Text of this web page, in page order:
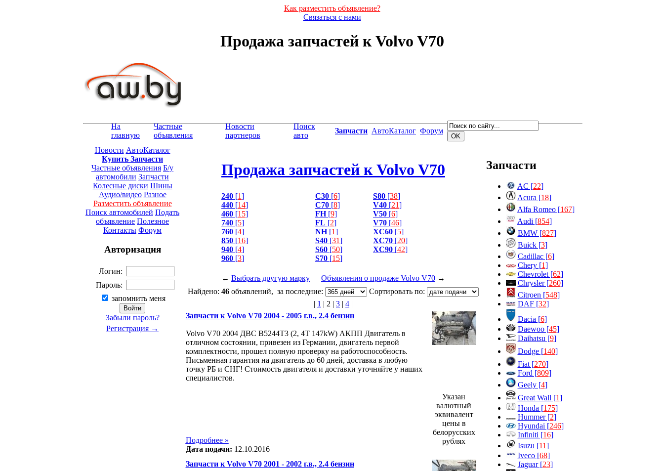
Как разместить объявление?
Связаться с нами
Продажа запчастей к Volvo V70
На
главную
Частные
объявления
Новости
партнеров
Поиск
авто
Запчасти АвтоКаталог Форум
Новости АвтоКаталог
Купить Запчасти
Частные объявления Б/у
автомобили Запчасти
Колесные диски Шины
Аудио/видео Разное
Разместить объявление
Поиск автомобилей Подать
объявление Полезное
Контакты Форум
Авторизация
Логин:
Пароль:
запомнить меня
Забыли пароль?
Регистрация →
Продажа запчастей к Volvo V70
240 [1]
440 [14]
460 [15]
740 [5]
760 [4]
850 [16]
940 [4]
960 [3]
C30 [6]
C70 [8]
FH[9]
FL [2]
NH[1]
S40 [31]
S60 [50]
S70 [15]
S80 [38]
V40 [21]
V50 [6]
V70 [46]
XC60 [5]
XC70 [20]
XC90 [42]
← Выбрать другую марку Объявления о продаже Volvo V70 →
Найдено: 46 объявлений, за последние:
Сортировать по:
| 1 | 2 | 3 | 4 |
Запчасти к Volvo V70 2004 - 2005 г.в., 2.4 бензин
Volvo V70 2004 ДВС B5244T3 (2, 4T 147kW) АКПП Двигатель в
отличном состоянии, привезен из Германии, двигатель первой
комплектности, прошел полную проверку на работоспособность.
Письменная гарантия на двигатель до 60 дней, доставка в любую
точку РБ и СНГ! Стоимость двигателя и доставки уточняйте у наших
специалистов.
Подробнее »
Дата подачи: 12.10.2016
Указан
валютный
эквивалент
цены в
белорусских
рублях
Запчасти к Volvo V70 2001 - 2002 г.в., 2.4 бензин
Запчасти
AC [22]
Acura [18]
Alfa Romeo [167]
Audi [854]
BMW [827]
Buick [3]
Cadillac [6]
Chery [1]
Chevrolet [62]
Chrysler [260]
Citroen [548]
DAF [32]
Dacia [6]
Daewoo [45]
Daihatsu [9]
Dodge [140]
Fiat [270]
Ford [809]
Geely [4]
Great Wall [1]
Honda [175]
Hummer [2]
Hyundai [246]
Infiniti [16]
Isuzu [11]
Iveco [68]
Jaguar [23]